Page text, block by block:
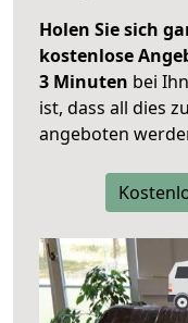
Holen Sie sich
kostenlose
3 Minuten bei
ist, dass all dies
angeboten